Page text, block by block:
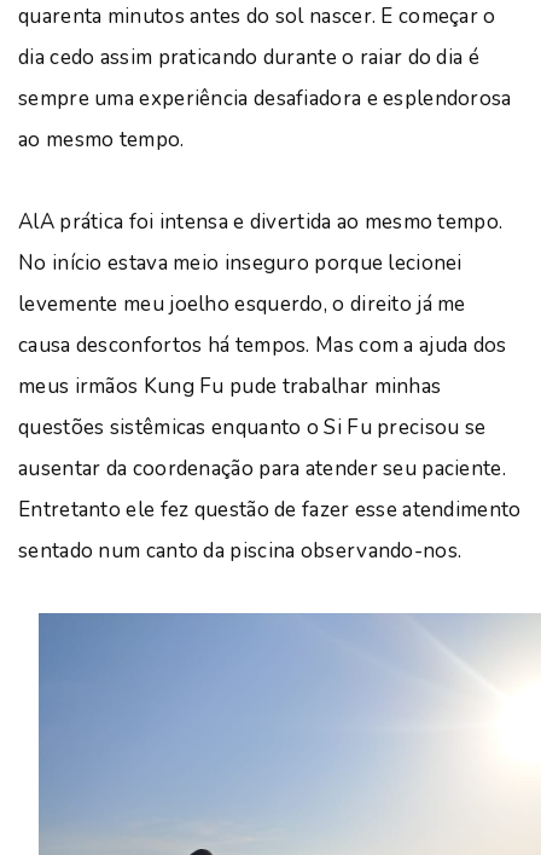
quarenta minutos antes do sol nascer. E começar o
dia cedo assim praticando durante o raiar do dia é
sempre uma experiência desafiadora e esplendorosa
ao mesmo tempo.
AlA prática foi intensa e divertida ao mesmo tempo.
No início estava meio inseguro porque lecionei
levemente meu joelho esquerdo, o direito já me
causa desconfortos há tempos. Mas com a ajuda dos
meus irmãos Kung Fu pude trabalhar minhas
questões sistêmicas enquanto o Si Fu precisou se
ausentar da coordenação para atender seu paciente.
Entretanto ele fez questão de fazer esse atendimento
sentado num canto da piscina observando-nos.